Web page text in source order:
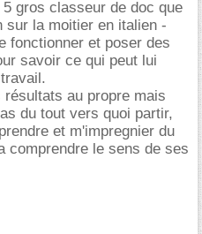
gros classeur de doc que
sur la moitier en italien -
fonctionner et poser des
savoir ce qui peut lui
au propre mais
du tout vers quoi partir,
et m'impregnier du
comprendre le sens de ses